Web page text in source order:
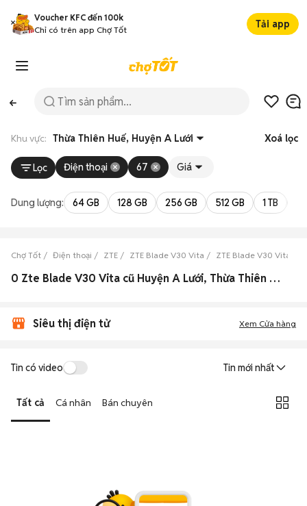
Voucher KFC đến 100k
Chỉ có trên app Chợ Tốt
Tải app
Khu vực: Thừa Thiên Huế, Huyện A Lưới Xoá lọc
Lọc Điện thoại 67 Giá
Dung lượng: 64 GB 128 GB 256 GB 512 GB 1 TB
Chợ Tốt Điện thoại ZTE ZTE Blade V30 Vita ZTE Blade V30 Vita
0 Zte Blade V30 Vita cũ Huyện A Lưới, Thừa Thiên Huế đẹp
Siêu thị điện tử Xem Cửa hàng
Tin có video Tin mới nhất
Tất cả Cá nhân Bán chuyên